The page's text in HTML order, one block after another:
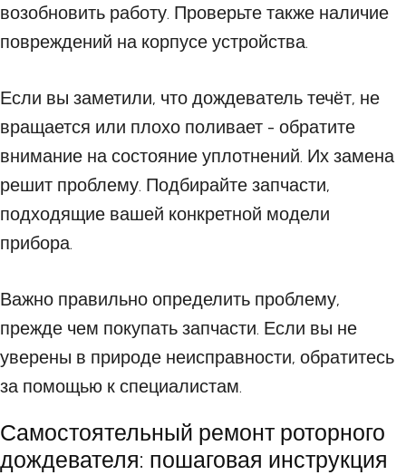
возобновить работу. Проверьте также наличие
повреждений на корпусе устройства.
Если вы заметили, что дождеватель течёт, не
вращается или плохо поливает - обратите
внимание на состояние уплотнений. Их замена
решит проблему. Подбирайте запчасти,
подходящие вашей конкретной модели
прибора.
Важно правильно определить проблему,
прежде чем покупать запчасти. Если вы не
уверены в природе неисправности, обратитесь
за помощью к специалистам.
Самостоятельный ремонт роторного
дождевателя: пошаговая инструкция